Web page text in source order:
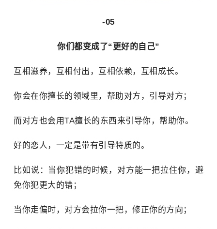
-05
你们都变成了“更好的自己”
互相滋养，互相付出，互相依赖，互相成长。
你会在你擅长的领域里，帮助对方，引导对方；
而对方也会用TA擅长的东西来引导你，帮助你。
好的恋人，一定是带有引导特质的。
比如说：当你犯错的时候，对方能一把拉住你，避
免你犯更大的错；
当你走偏时，对方会拉你一把，修正你的方向；